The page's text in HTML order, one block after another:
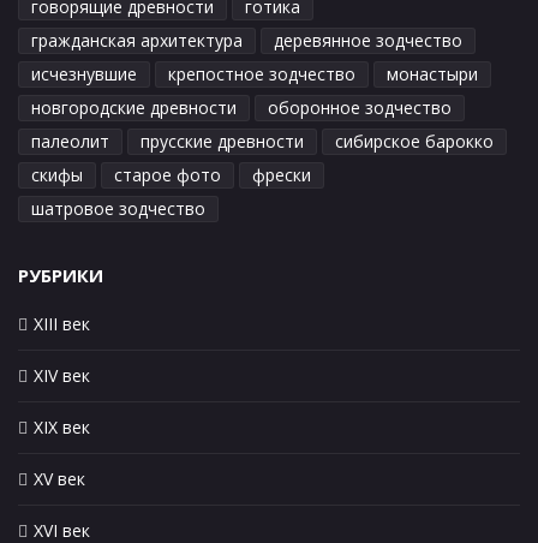
говорящие древности
готика
гражданская архитектура
деревянное зодчество
исчезнувшие
крепостное зодчество
монастыри
новгородские древности
оборонное зодчество
палеолит
прусские древности
сибирское барокко
скифы
старое фото
фрески
шатровое зодчество
РУБРИКИ
XIII век
XIV век
XIX век
XV век
XVI век